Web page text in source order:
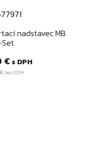
nadstavec MB
€ s DPH
bez DPH
náhľad